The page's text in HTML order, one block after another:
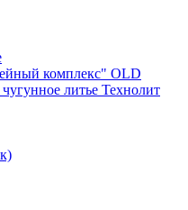
комплекс" OLD
литье Технолит